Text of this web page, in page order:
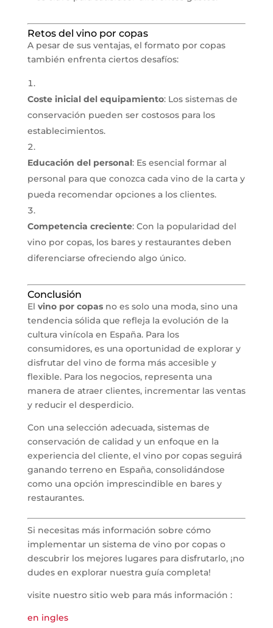
Retos del vino por copas
A pesar de sus ventajas, el formato por copas
también enfrenta ciertos desafíos:
Coste inicial del equipamiento: Los sistemas de
conservación pueden ser costosos para los
establecimientos.
Educación del personal: Es esencial formar al
personal para que conozca cada vino de la carta y
pueda recomendar opciones a los clientes.
Competencia creciente: Con la popularidad del
vino por copas, los bares y restaurantes deben
diferenciarse ofreciendo algo único.
Conclusión
El vino por copasno es solo una moda, sino una
tendencia sólida que refleja la evolución de la
cultura vinícola en España. Para los
consumidores, es una oportunidad de explorar y
disfrutar del vino de forma más accesible y
flexible. Para los negocios, representa una
manera de atraer clientes, incrementar las ventas
y reducir el desperdicio.
Con una selección adecuada, sistemas de
conservación de calidad y un enfoque en la
experiencia del cliente, el vino por copas seguirá
ganando terreno en España, consolidándose
como una opción imprescindible en bares y
restaurantes.
Si necesitas más información sobre cómo
implementar un sistema de vino por copas o
descubrir los mejores lugares para disfrutarlo, ¡no
dudes en explorar nuestra guía completa!
visite nuestro sitio web para más información :
en ingles